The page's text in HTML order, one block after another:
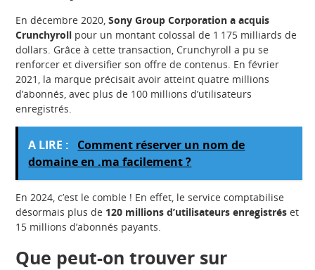
En décembre 2020,Sony Group Corporation a acquis
Crunchyroll pour un montant colossal de 1 175 milliards de
dollars. Grâce à cette transaction, Crunchyroll a pu se
renforcer et diversifier son offre de contenus. En février
2021, la marque précisait avoir atteint quatre millions
d’abonnés, avec plus de 100 millions d’utilisateurs
enregistrés.
A LIRE :
Comment réserver un nom de
domaine en .ma facilement ?
En 2024, c’est le comble ! En effet, le service comptabilise
désormais plus de 120 millions d’utilisateurs enregistrés et
15 millions d’abonnés payants.
Que peut-on trouver sur